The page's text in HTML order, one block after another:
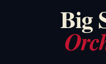
Big